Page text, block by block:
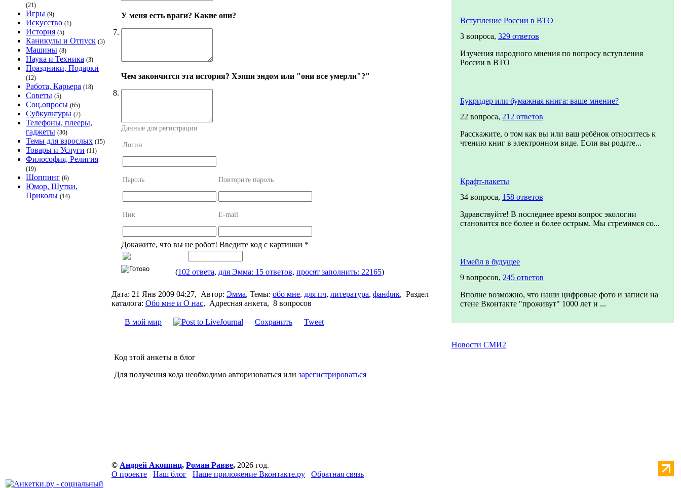
(21)
Игры (9)
Искусство (1)
История (5)
Каникулы и Отпуск (3)
Машины (8)
Наука и Техника (3)
Праздники, Подарки
(12)
Работа, Карьера (18)
Советы (5)
Соц.опросы (65)
Субкультуры (7)
Телефоны, плееры,
гаджеты (30)
Темы для взрослых (15)
Товары и Услуги (11)
Философия, Религия
(19)
Шоппинг (6)
Юмор, Шутки,
Приколы (14)
7.
У меня есть враги? Какие они?
8.
Чем закончится эта история? Хэппи эндом или "они все умерли"?"
Данные для регистрации
Логин
Пароль Повторите пароль
Ник E-mail
Докажите, что вы не робот! Введите код с картинки *
(102 ответа, для Эмма: 15 ответов, просят заполнить: 22165)
Дата: 21 Янв 2009 04:27, Автор: Эмма, Темы: обо мне, для пч, литература, фанфик, Раздел
каталога: Обо мне и О нас, Адресная анкета, 8 вопросов
В мой мир Сохранить Tweet
Код этой анкеты в блог
Для получения кода необходимо авторизоваться или зарегистрироваться
Вступление России в ВТО
3 вопроса, 329 ответов
Изучения народного мнения по вопросу вступления
России в ВТО
Букридер или бумажная книга: ваше мнение?
22 вопроса, 212 ответов
Расскажите, о том как вы или ваш ребёнок относитесь к
чтению книг в электронном виде. Если вы родите...
Крафт-пакеты
34 вопроса, 158 ответов
Здравствуйте! В последнее время вопрос экологии
становится все более и более острым. Мы стремимся со...
Имейл в будущее
9 вопросов, 245 ответов
Вполне возможно, что наши цифровые фото и записи на
стене Вконтакте "проживут" 1000 лет и ...
Новости СМИ2
© Андрей Акопянц, Роман Равве, 2026 год.
О проекте
Наш блог Наше приложение Вконтакте.ру Обратная связь